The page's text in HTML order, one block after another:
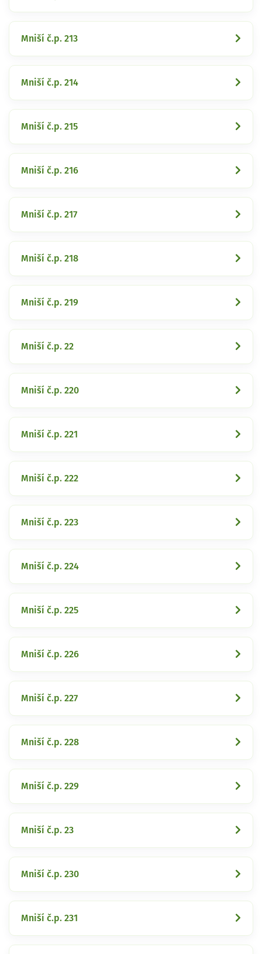
Mniší č.p. 213
Mniší č.p. 214
Mniší č.p. 215
Mniší č.p. 216
Mniší č.p. 217
Mniší č.p. 218
Mniší č.p. 219
Mniší č.p. 22
Mniší č.p. 220
Mniší č.p. 221
Mniší č.p. 222
Mniší č.p. 223
Mniší č.p. 224
Mniší č.p. 225
Mniší č.p. 226
Mniší č.p. 227
Mniší č.p. 228
Mniší č.p. 229
Mniší č.p. 23
Mniší č.p. 230
Mniší č.p. 231